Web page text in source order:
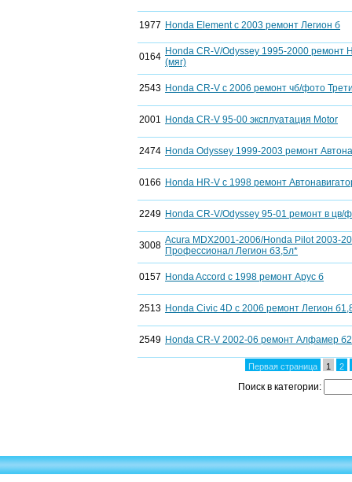
1977 Honda Element c 2003 ремонт Легион б
0164 Honda CR-V/Odyssey 1995-2000 ремонт
(мяг)
2543 Honda CR-V с 2006 ремонт чб/фото
2001 Honda CR-V 95-00 эксплуатация Motor
2474 Honda Odyssey 1999-2003 ремонт
0166 Honda HR-V с 1998 ремонт
2249 Honda CR-V/Odyssey 95-01 ремонт в цв/
3008 Acura MDX2001-2006/Honda Pilot 2003-
Профессионал Легион б3,5л*
0157 Honda Accord с 1998 ремонт Арус б
2513 Honda Civic 4D с 2006 ремонт Легион
2549 Honda CR-V 2002-06 ремонт Алфамер
Первая страница 1 2
Поиск в категории: